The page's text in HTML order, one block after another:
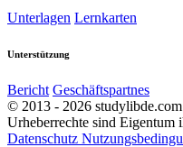
Unterlagen Lernkarten
Unterstützung
Bericht Geschäftspartnes
© 2013 - 2026
Urheberrechte sind Eigentum
Datenschutz